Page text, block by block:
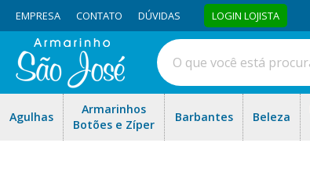
EMPRESA CONTATO DÚVIDAS LOGIN LOJISTA
Agulhas
Armarinhos
Botões e Zíper
Barbantes Beleza